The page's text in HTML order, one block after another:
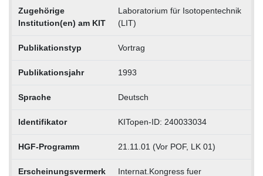
Zugehörige
Institution(en) am KIT
Laboratorium für Isotopentechnik
(LIT)
Publikationstyp Vortrag
Publikationsjahr 1993
Sprache Deutsch
Identifikator KITopen-ID: 240033034
HGF-Programm 21.11.01 (Vor POF, LK 01)
Erscheinungsvermerk Internat.Kongress fuer